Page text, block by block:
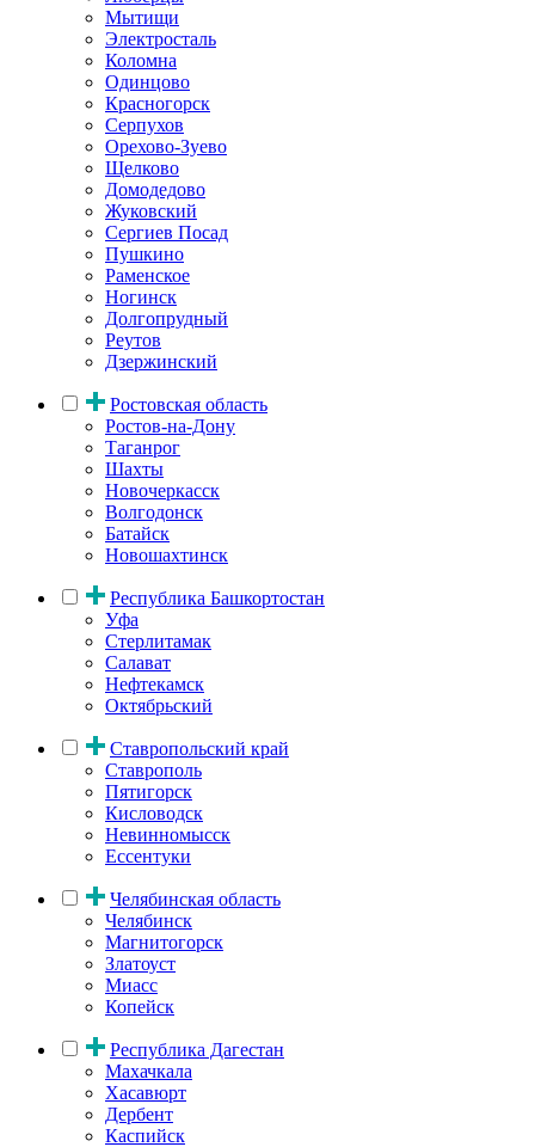
Мытищи
Электросталь
Коломна
Одинцово
Красногорск
Серпухов
Орехово-Зуево
Щелково
Домодедово
Жуковский
Сергиев Посад
Пушкино
Раменское
Ногинск
Долгопрудный
Реутов
Дзержинский
Ростовская область
Ростов-на-Дону
Таганрог
Шахты
Новочеркасск
Волгодонск
Батайск
Новошахтинск
Республика Башкортостан
Уфа
Стерлитамак
Салават
Нефтекамск
Октябрьский
Ставропольский край
Ставрополь
Пятигорск
Кисловодск
Невинномысск
Ессентуки
Челябинская область
Челябинск
Магнитогорск
Златоуст
Миасс
Копейск
Республика Дагестан
Махачкала
Хасавюрт
Дербент
Каспийск